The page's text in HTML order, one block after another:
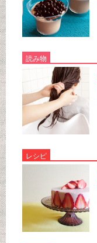
読み物
レシピ